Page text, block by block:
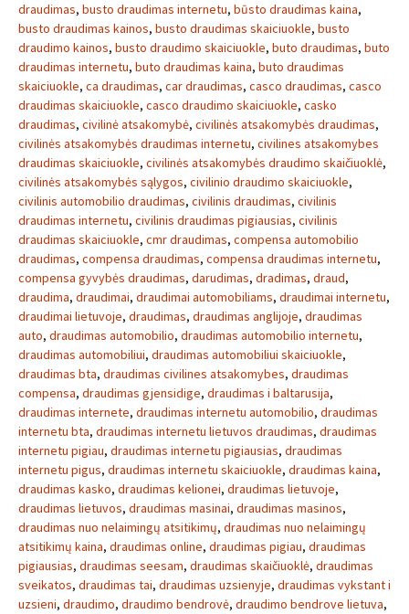
draudimas, busto draudimas internetu, būsto draudimas kaina,
busto draudimas kainos, busto draudimas skaiciuokle, busto
draudimo kainos, busto draudimo skaiciuokle, buto draudimas, buto
draudimas internetu, buto draudimas kaina, buto draudimas
skaiciuokle, ca draudimas, car draudimas, casco draudimas, casco
draudimas skaiciuokle, casco draudimo skaiciuokle, casko
draudimas, civilinė atsakomybė, civilinės atsakomybės draudimas,
civilinės atsakomybės draudimas internetu, civilines atsakomybes
draudimas skaiciuokle, civilinės atsakomybės draudimo skaičiuoklė,
civilinės atsakomybės sąlygos, civilinio draudimo skaiciuokle,
civilinis automobilio draudimas, civilinis draudimas, civilinis
draudimas internetu, civilinis draudimas pigiausias, civilinis
draudimas skaiciuokle, cmr draudimas, compensa automobilio
draudimas, compensa draudimas, compensa draudimas internetu,
compensa gyvybės draudimas, darudimas, dradimas, draud,
draudima, draudimai, draudimai automobiliams, draudimai internetu,
draudimai lietuvoje, draudimas, draudimas anglijoje, draudimas
auto, draudimas automobilio, draudimas automobilio internetu,
draudimas automobiliui, draudimas automobiliui skaiciuokle,
draudimas bta, draudimas civilines atsakomybes, draudimas
compensa, draudimas gjensidige, draudimas i baltarusija,
draudimas internete, draudimas internetu automobilio, draudimas
internetu bta, draudimas internetu lietuvos draudimas, draudimas
internetu pigiau, draudimas internetu pigiausias, draudimas
internetu pigus, draudimas internetu skaiciuokle, draudimas kaina,
draudimas kasko, draudimas kelionei, draudimas lietuvoje,
draudimas lietuvos, draudimas masinai, draudimas masinos,
draudimas nuo nelaimingų atsitikimų, draudimas nuo nelaimingų
atsitikimų kaina, draudimas online, draudimas pigiau, draudimas
pigiausias, draudimas seesam, draudimas skaičiuoklė, draudimas
sveikatos, draudimas tai, draudimas uzsienyje, draudimas vykstant i
uzsieni, draudimo, draudimo bendrovė, draudimo bendrove lietuva,